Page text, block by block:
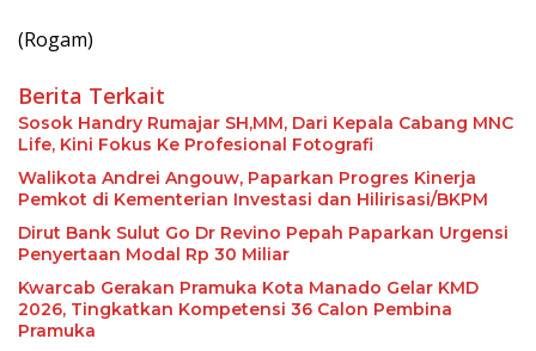
(Rogam)
Berita Terkait
Sosok Handry Rumajar SH,MM, Dari Kepala Cabang MNC
Life, Kini Fokus Ke Profesional Fotografi
Walikota Andrei Angouw, Paparkan Progres Kinerja
Pemkot di Kementerian Investasi dan Hilirisasi/BKPM
Dirut Bank Sulut Go Dr Revino Pepah Paparkan Urgensi
Penyertaan Modal Rp 30 Miliar
Kwarcab Gerakan Pramuka Kota Manado Gelar KMD
2026, Tingkatkan Kompetensi 36 Calon Pembina
Pramuka